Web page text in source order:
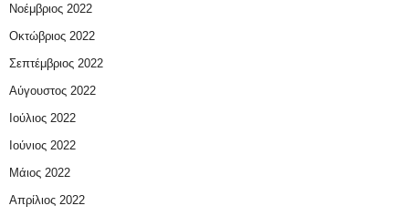
Νοέμβριος 2022
Οκτώβριος 2022
Σεπτέμβριος 2022
Αύγουστος 2022
Ιούλιος 2022
Ιούνιος 2022
Μάιος 2022
Απρίλιος 2022